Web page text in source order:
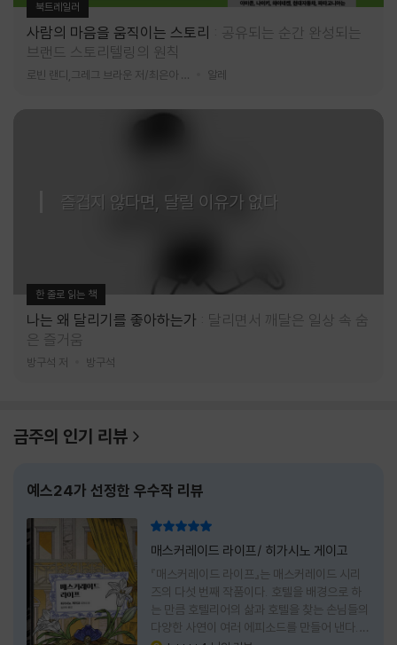
북트레일러
사람의 마음을 움직이는 스토리
공유되는 순간 완성되는
브랜드 스토리텔링의 원칙
알레
즐겁지 않다면, 달릴 이유가 없다
한 줄로 읽는 책
나는 왜 달리기를 좋아하는가
달리면서 깨달은 일상 속 숨
은 즐거움
방구석 저 방구석
금주의 인기 리뷰
예스24가 선정한 우수작 리뷰
매스커레이드 라이프/ 히가시노 게이고
『매스커레이드 라이프』는 매스커레이드 시리
즈의 다섯 번째 작품이다. 호텔을 배경으로 하
는 만큼 호텔리어의 삶과 호텔을 찾는 손님들의
다양한 사연이 여러 에피소드를 만들어 낸다.